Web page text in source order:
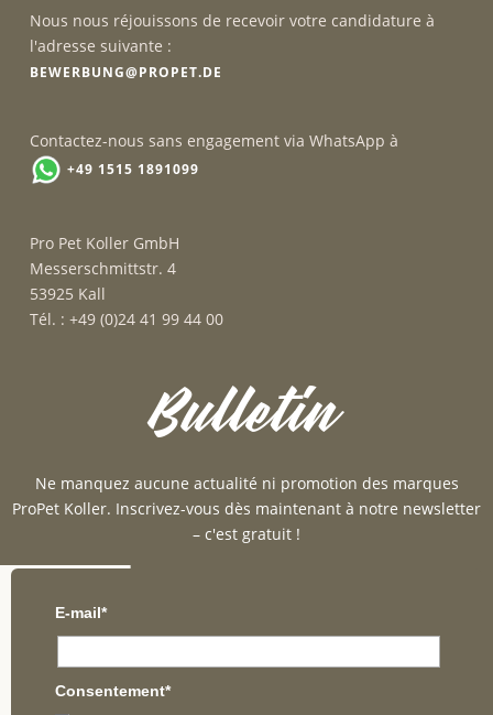
Nous nous réjouissons de recevoir votre candidature à
l'adresse suivante :
BEWERBUNG@PROPET.DE
Contactez-nous sans engagement via WhatsApp à
+49 1515 1891099
Pro Pet Koller GmbH
Messerschmittstr. 4
53925 Kall
Tél. : +49 (0)24 41 99 44 00
Bulletin
Ne manquez aucune actualité ni promotion des marques
ProPet Koller. Inscrivez-vous dès maintenant à notre newsletter
– c'est gratuit !
E-mail*
Consentement*